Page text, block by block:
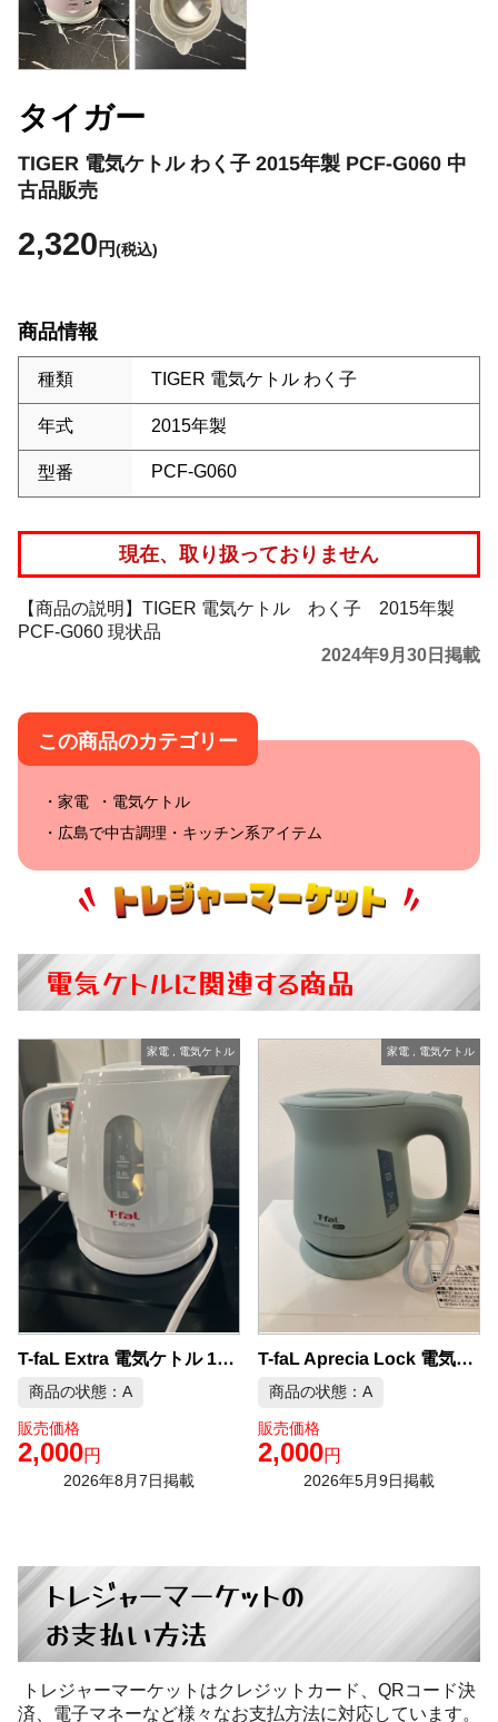
タイガー
TIGER 電気ケトル わく子 2015年製 PCF-G060 中
古品販売
2,320 円(税込)
商品情報
種類 TIGER 電気ケトル わく子
年式 2015年製
型番 PCF-G060
現在、取り扱っておりません
【商品の説明】TIGER 電気ケトル わく子 2015年製
PCF-G060 現状品
2024年9月30日掲載
この商品のカテゴリー
家電
電気ケトル
広島で中古調理・キッチン系アイテム
電気ケトルに関連する商品
家電, 電気ケトル
T-faL Extra 電気ケトル 1L 中古品販売
商品の状態：A
販売価格
2,000円
2026年8月7日掲載
家電 電気ケトル
T-faL Aprecia Lock 電気ケトル 0.8L 中古品販売
商品の状態：A
販売価格
2,000円
2026年5月9日掲載
トレジャーマーケットの
お支払い方法
トレジャーマーケットはクレジットカード、QRコード決
済、電子マネーなど様々なお支払方法に対応しています。